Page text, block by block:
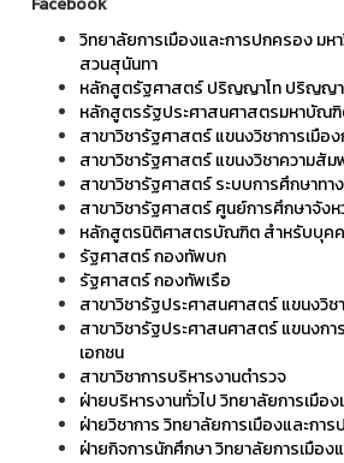
วิทยาลัยการเมืองและการปกครอง มห
สวนสุนันทา
หลักสูตรัฐศาสตร์ ปริญญาโท ปริญญา
หลักสูตรรัฐประศาสนศาสตรมหาบัณ
สาขาวิชารัฐศาสตร์ แขนงวิชาการเมือ
สาขาวิชารัฐศาสตร์ แขนงวิชาความสัม
สาขาวิชารัฐศาสตร์ ระบบการศึกษาทา
สาขาวิชารัฐศาสตร์ ศูนย์การศึกษาจัง
หลักสูตรนิติศาสตรบัณฑิต สำหรับบุคค
รัฐศาสตร์ กองทัพบก
รัฐศาสตร์ กองทัพเรือ
สาขาวิชารัฐประศาสนศาสตร์ แขนงวิ
สาขาวิชารัฐประศาสนศาสตร์ แขนงก
เอกชน
สาขาวิชาการบริหารงานตำรวจ
ฝ่ายบริหารงานทั่วไป วิทยาลัยการเมือ
ฝ่ายวิชาการ วิทยาลัยการเมืองและกา
ฝ่ายกิจการนักศึกษา วิทยาลัยการเมือง